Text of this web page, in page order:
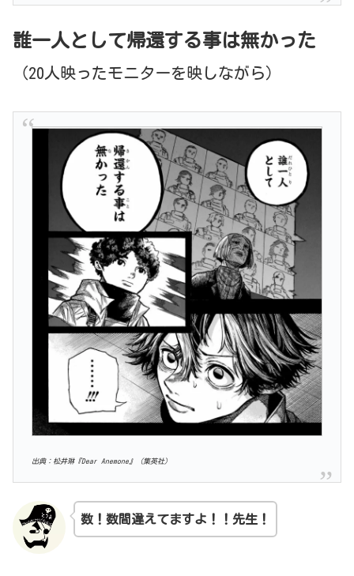
誰一人として帰還する事は無かった
（20人映ったモニターを映しながら）
出典：松井琳『Dear Anemone』（集英社）
数！数間違えてますよ！！先生！